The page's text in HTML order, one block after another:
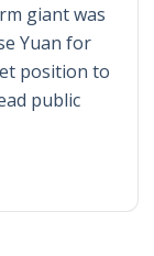
giant was
Yuan for
position to
public